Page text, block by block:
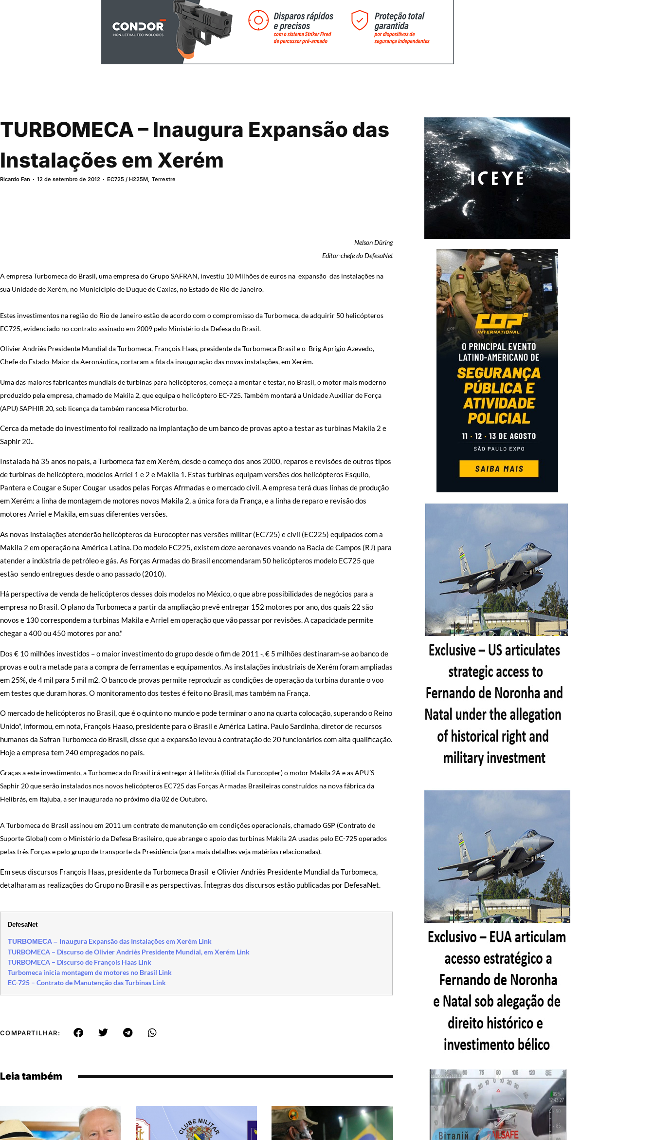
TURBOMECA – Inaugura Expansão das
Instalações em Xerém
Ricardo Fan 12 de setembro de 2012 EC725 / H225M,Terrestre
Nelson Düring
Editor-chefe do DefesaNet
A empresa Turbomeca do Brasil, uma empresa do Grupo SAFRAN, investiu 10 Milhões de euros na expansão das instalações na
sua Unidade de Xerém, no Municícipio de Duque de Caxias, no Estado de Rio de Janeiro.
Estes investimentos na região do Rio de Janeiro estão de acordo com o compromisso da Turbomeca, de adquirir 50 helicópteros
EC725, evidenciado no contrato assinado em 2009 pelo Ministério da Defesa do Brasil.
Olivier Andriès Presidente Mundial da Turbomeca, François Haas, presidente da Turbomeca Brasil e o Brig Aprígio Azevedo,
Chefe do Estado-Maior da Aeronáutica, cortaram a fita da inauguração das novas instalações, em Xerém.
Uma das maiores fabricantes mundiais de turbinas para helicópteros, começa a montar e testar, no Brasil, o motor mais moderno
produzido pela empresa, chamado de Makila 2, que equipa o helicóptero EC-725. Também montará a Unidade Auxiliar de Força
(APU) SAPHIR 20, sob licença da também rancesa Microturbo.
Cerca da metade do investimento foi realizado na implantação de um banco de provas apto a testar as turbinas Makila 2 e
Saphir 20..
Instalada há 35 anos no país, a Turbomeca faz em Xerém, desde o começo dos anos 2000, reparos e revisões de outros tipos
de turbinas de helicóptero, modelos Arriel 1 e 2 e Makila 1. Estas turbinas equipam versões dos helicópteros Esquilo,
Pantera e Cougar e Super Cougar usados pelas Forças Afrmadas e o mercado civil. A empresa terá duas linhas de produção
em Xerém: a linha de montagem de motores novos Makila 2, a única fora da França, e a linha de reparo e revisão dos
motores Arriel e Makila, em suas diferentes versões.
As novas instalações atenderão helicópteros da Eurocopter nas versões militar (EC725) e civil (EC225) equipados com a
Makila 2 em operação na América Latina. Do modelo EC225, existem doze aeronaves voando na Bacia de Campos (RJ) para
atender a indústria de petróleo e gás. As Forças Armadas do Brasil encomendaram 50 helicópteros modelo EC725 que
estão sendo entregues desde o ano passado (2010).
Há perspectiva de venda de helicópteros desses dois modelos no México, o que abre possibilidades de negócios para a
empresa no Brasil. O plano da Turbomeca a partir da ampliação prevê entregar 152 motores por ano, dos quais 22 são
novos e 130 correspondem a turbinas Makila e Arriel em operação que vão passar por revisões. A capacidade permite
chegar a 400 ou 450 motores por ano."
Dos € 10 milhões investidos – o maior investimento do grupo desde o fim de 2011 -, € 5 milhões destinaram-se ao banco de
provas e outra metade para a compra de ferramentas e equipamentos. As instalações industriais de Xerém foram ampliadas
em 25%, de 4 mil para 5 mil m2. O banco de provas permite reproduzir as condições de operação da turbina durante o voo
em testes que duram horas. O monitoramento dos testes é feito no Brasil, mas também na França.
O mercado de helicópteros no Brasil, que é o quinto no mundo e pode terminar o ano na quarta colocação, superando o Reino
Unido", informou, em nota, François Haaso, presidente para o Brasil e América Latina. Paulo Sardinha, diretor de recursos
humanos da Safran Turbomeca do Brasil, disse que a expansão levou à contratação de 20 funcionários com alta qualificação.
Hoje a empresa tem 240 empregados no país.
Graças a este investimento, a Turbomeca do Brasil irá entregar à Helibrás (filial da Eurocopter) o motor Makila 2A e as APU´S
Saphir 20 que serão instalados nos novos helicópteros EC725 das Forças Armadas Brasileiras construídos na nova fábrica da
Helibrás, em Itajuba, a ser inaugurada no próximo dia 02 de Outubro.
A Turbomeca do Brasil assinou em 2011 um contrato de manutenção em condições operacionais, chamado GSP (Contrato de
Suporte Global) com o Ministério da Defesa Brasileiro, que abrange o apoio das turbinas Makila 2A usadas pelo EC-725 operados
pelas três Forças e pelo grupo de transporte da Presidência (para mais detalhes veja matérias relacionadas).
Em seus discursos François Haas, presidente da Turbomeca Brasil e Olivier Andriès Presidente Mundial da Turbomeca,
detalharam as realizações do Grupo no Brasil e as perspectivas. Íntegras dos discursos estão publicadas por DefesaNet.
DefesaNet
TURBOMECA – Inaugura Expansão das Instalações em Xerém Link
TURBOMECA – Discurso de Olivier Andriès Presidente Mundial, em Xerém Link
TURBOMECA – Discurso de François Haas Link
Turbomeca inicia montagem de motores no Brasil Link
EC-725 – Contrato de Manutenção das Turbinas Link
COMPARTILHAR:
Leia também